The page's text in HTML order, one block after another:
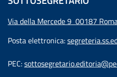
Via della Mercede 9 00187
Posta elettronica:
PEC: